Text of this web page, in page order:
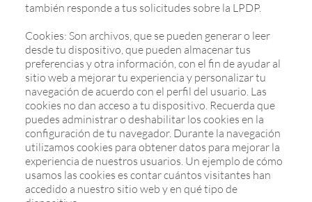
también responde a tus solicitudes sobre la LPDP.
Cookies: Son archivos, que se pueden generar o leer
desde tu dispositivo, que pueden almacenar tus
preferencias y otra información, con el fin de ayudar al
sitio web a mejorar tu experiencia y personalizar tu
navegación de acuerdo con el perfil del usuario. Las
cookies no dan acceso a tu dispositivo. Recuerda que
puedes administrar o deshabilitar los cookies en la
configuración de tu navegador. Durante la navegación
utilizamos cookies para obtener datos para mejorar la
experiencia de nuestros usuarios. Un ejemplo de cómo
usamos las cookies es contar cuántos visitantes han
accedido a nuestro sitio web y en qué tipo de